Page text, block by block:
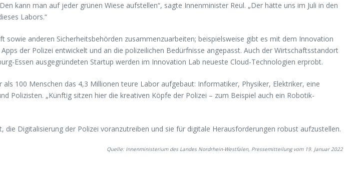
kann man auf jeder grünen Wiese aufstellen“, sagte Innenminister Reul. „Der hätte uns im Juli in den
Labors.“
anderen Sicherheitsbehörden zusammenzuarbeiten; beispielsweise gibt es mit dem Innovation
der Polizei entwickelt und an die polizeilichen Bedürfnisse angepasst. Auch der Wirtschaftsstandort
Essen ausgegründeten Startup werden im Innovation Lab neueste Cloud-Technologien erprobt.
100 Menschen das 4,3 Millionen teure Labor aufgebaut: Informatiker, Physiker, Elektriker, eine
„Künftig sitzen hier die kreativen Köpfe der Polizei – zum Beispiel auch ein Robotik-
Digitalisierung der Polizei voranzutreiben und sie für digitale Herausforderungen robust aufzustellen.
Quelle: Innenministerium des Landes Nordrhein-Westfalen, Pressemitteilung vom 19. Januar 2022